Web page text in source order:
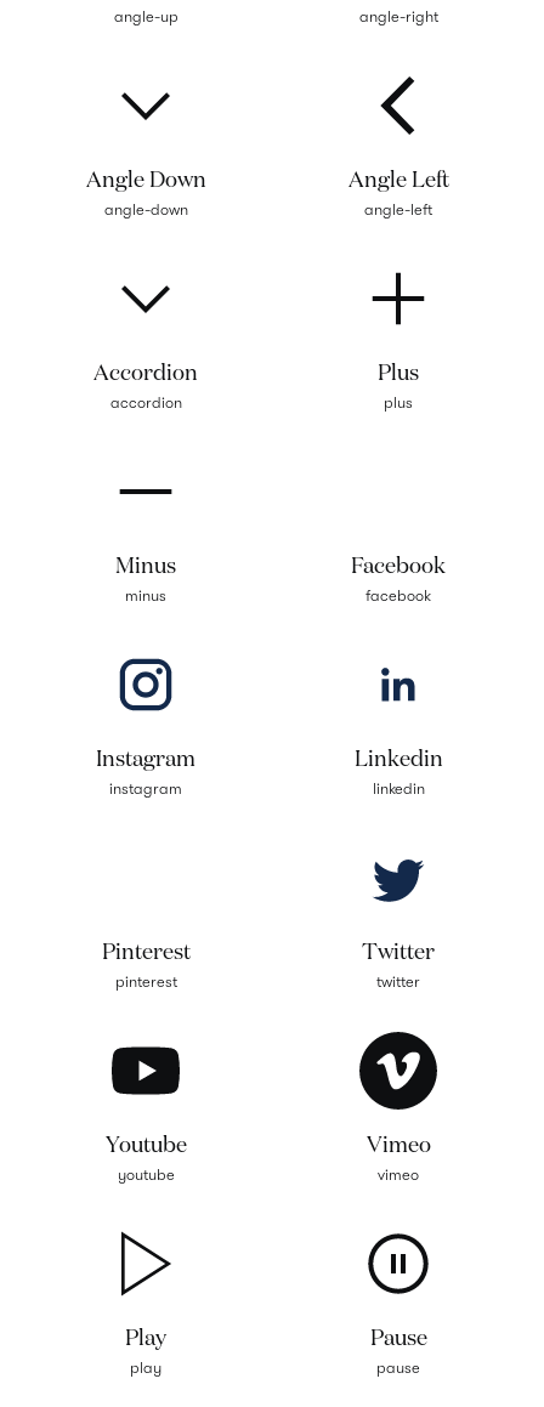
angle-up angle-right
Angle Down
angle-down
Angle Left
angle-left
Accordion
accordion
Plus
plus
Minus
minus
Facebook
facebook
Instagram
instagram
Linkedin
linkedin
Pinterest
pinterest
Twitter
twitter
Youtube
youtube
Vimeo
vimeo
Play
play
Pause
pause